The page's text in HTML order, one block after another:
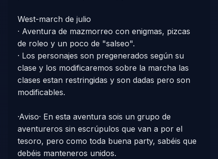
West-march de julio
· Aventura de mazmorreo con enigmas, pizcas
de roleo y un poco de "salseo".
· Los personajes son pregenerados según su
clase y los modificaremos sobre la marcha las
clases estan restringidas y son dadas pero son
modificables.
·Aviso· En esta aventura sois un grupo de
aventureros sin escrúpulos que van a por el
tesoro, pero como toda buena party, sabéis que
debéis manteneros unidos.